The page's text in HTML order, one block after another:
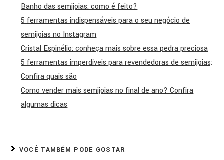
Banho das semijoias: como é feito?
5 ferramentas indispensáveis para o seu negócio de
semijoias no Instagram
Cristal Espinélio: conheça mais sobre essa pedra preciosa
5 ferramentas imperdíveis para revendedoras de semijoias;
Confira quais são
Como vender mais semijoias no final de ano? Confira
algumas dicas
VOCÊ TAMBÉM PODE GOSTAR